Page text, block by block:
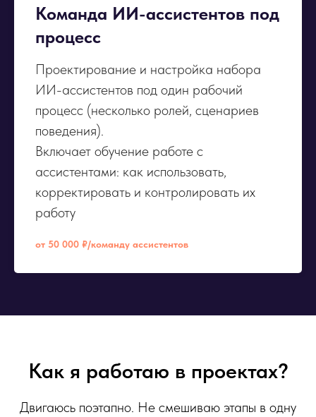
Команда ИИ-ассистентов под
процесс
Проектирование и настройка набора
ИИ-ассистентов под один рабочий
процесс (несколько ролей, сценариев
поведения).
Включает обучение работе с
ассистентами: как использовать,
корректировать и контролировать их
работу
от 50 000 ₽/команду ассистентов
Как я работаю в проектах?
Двигаюсь поэтапно. Не смешиваю этапы в одну